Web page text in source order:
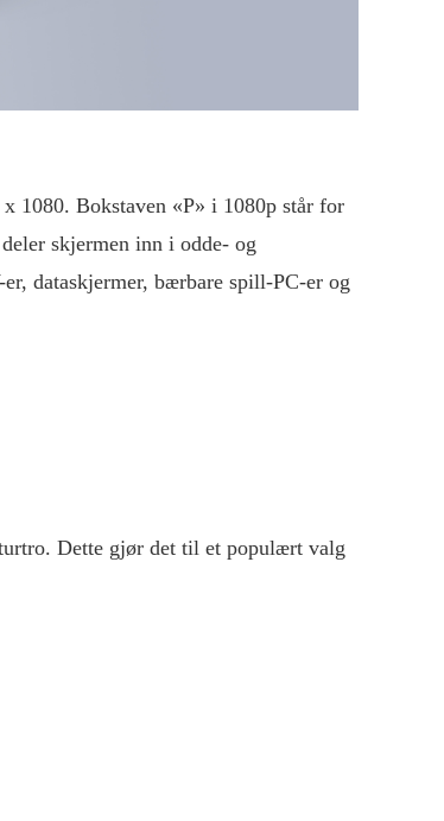
1080. Bokstaven «P» i 1080p står for
skjermen inn i odde- og
dataskjermer, bærbare spill-PC-er og
Dette gjør det til et populært valg